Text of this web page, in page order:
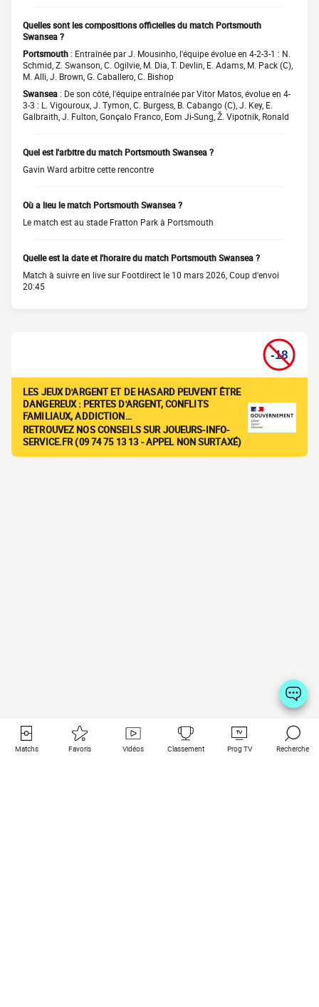
Quelles sont les compositions officielles du match Portsmouth
Swansea ?
Portsmouth : Entraînée par J. Mousinho, l'équipe évolue en 4-2-3-1 : N.
Schmid, Z. Swanson, C. Ogilvie, M. Dia, T. Devlin, E. Adams, M. Pack (C),
M. Alli, J. Brown, G. Caballero, C. Bishop
Swansea : De son côté, l'équipe entraînée par Vitor Matos, évolue en 4-
3-3 : L. Vigouroux, J. Tymon, C. Burgess, B. Cabango (C), J. Key, E.
Galbraith, J. Fulton, Gonçalo Franco, Eom Ji-Sung, Ž. Vipotnik, Ronald
Quel est l'arbitre du match Portsmouth Swansea ?
Gavin Ward arbitre cette rencontre
Où a lieu le match Portsmouth Swansea ?
Le match est au stade Fratton Park à Portsmouth
Quelle est la date et l'horaire du match Portsmouth Swansea ?
Match à suivre en live sur Footdirect le 10 mars 2026, Coup d'envoi
20:45
LES JEUX D'ARGENT ET DE HASARD PEUVENT ÊTRE
DANGEREUX : PERTES D'ARGENT, CONFLITS
FAMILIAUX, ADDICTION…
RETROUVEZ NOS CONSEILS SUR JOUEURS-INFO-
SERVICE.FR (09 74 75 13 13 - APPEL NON SURTAXÉ)
Matchs Favoris Vidéos Classement Prog TV Recherche